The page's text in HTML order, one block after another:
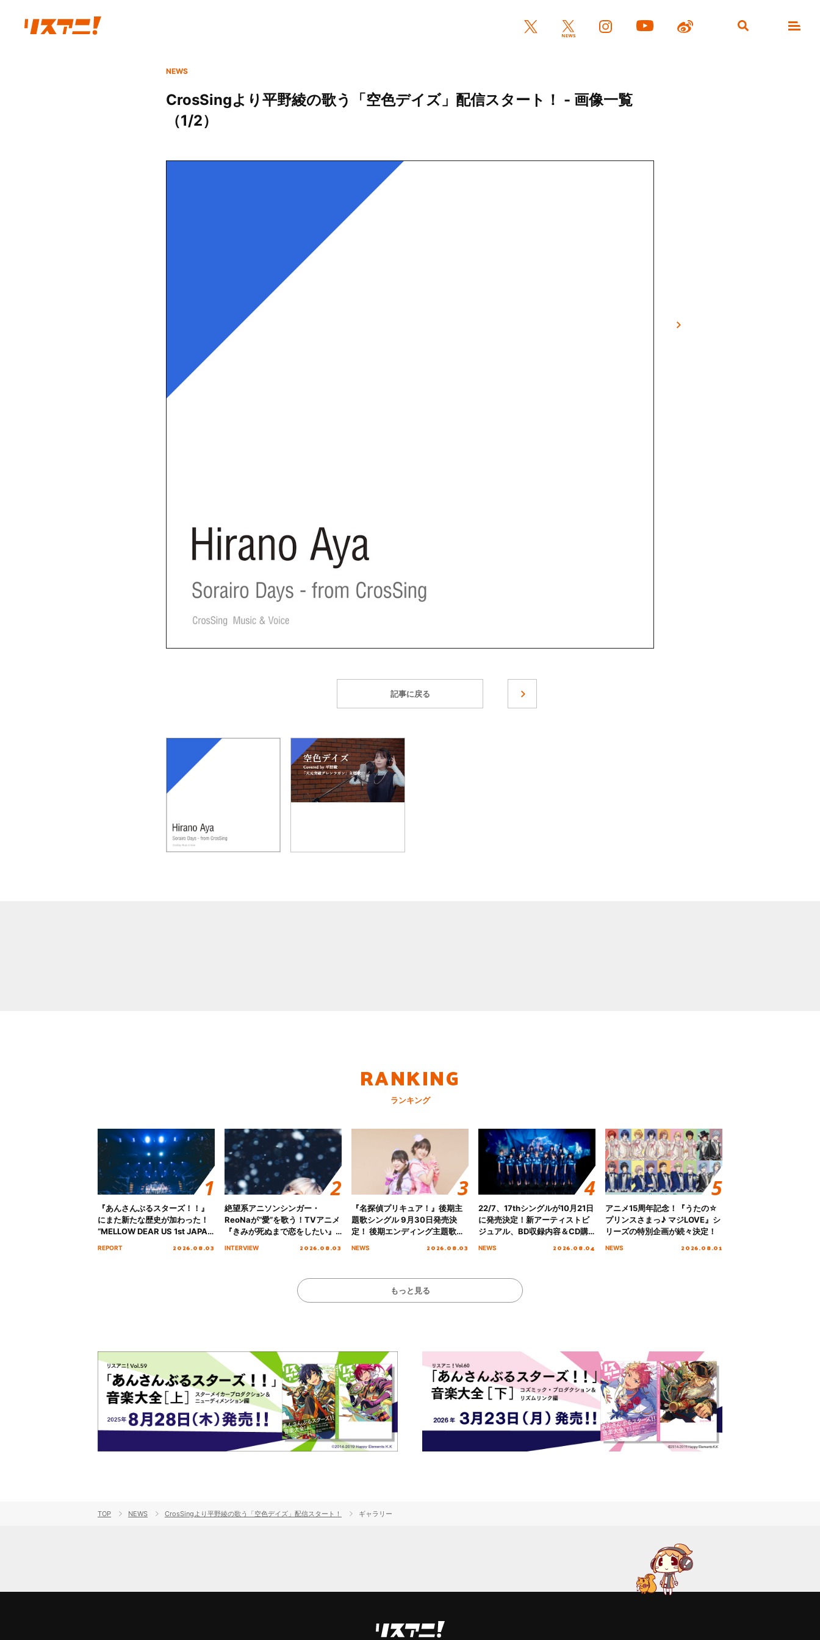
NEWS
CrosSingより平野綾の歌う「空色デイズ」配信スタート！ - 画像一覧
（1/2）
記事に戻る
RANKING
ランキング
『あんさんぶるスターズ！！』
にまた新たな歴史が加わった！
“MELLOW DEAR US 1st JAPAN
REPORT 2026.08.03
絶望系アニソンシンガー・
ReoNaが“愛”を歌う！TVアニメ
『きみが死ぬまで恋をしたい』
INTERVIEW 2026.08.03
『名探偵プリキュア！』後期主
題歌シングル 9月30日発売決
定！ 後期エンディング主題歌
NEWS 2026.08.03
22/7、17thシングルが10月21日
に発売決定！新アーティストビ
ジュアル、BD収録内容＆CD購
NEWS 2026.08.04
アニメ15周年記念！『うたの☆
プリンスさまっ♪ マジLOVE』シ
リーズの特別企画が続々決定！
NEWS 2026.08.01
もっと見る
TOP NEWS CrosSingより平野綾の歌う「空色デイズ」配信スタート！ ギャラリー